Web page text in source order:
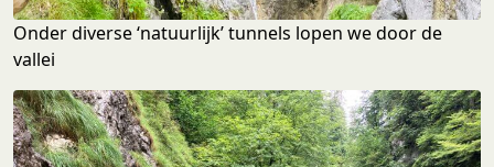
Onder diverse ‘natuurlijk’ tunnels lopen we door de
vallei